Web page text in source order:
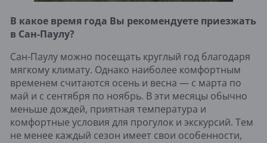
В какое время года Вы рекомендуете приезжать
в Сан-Паулу?
Сан-Паулу можно посещать круглый год благодаря
мягкому климату. Однако наиболее комфортным
временем считаются осень и весна — с марта по
май и с сентября по ноябрь. В эти месяцы обычно
меньше дождей, приятная температура и
комфортные условия для прогулок и экскурсий. Тем
не менее каждый сезон имеет свои особенности,